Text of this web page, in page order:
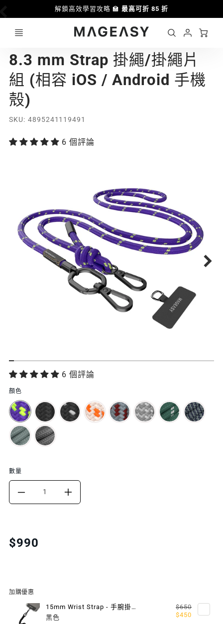
解鎖高效學習攻略 🏫 最高可折 85 折
Account
Login
MAGEASY
8.3 mm Strap 掛繩/掛繩片
組 (相容 iOS / Android 手機
殼)
SKU 4895241119491
6 個評論
功
能
特
色
6 個評論
Translation
missing:
$990
顏色
數量
DECREASE
FOR
STRAP
掛
INCREASE
掛
加購優惠
15mm Wrist Strap - 手腕掛繩 / 掛繩片組
黑色
$650
$450